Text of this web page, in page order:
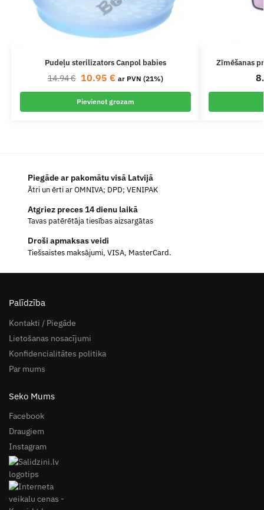
Pudeļu sterilizators Canpol babies
14.94€ 10.95 € ar PVN (21%)
Pievienot grozam
Zīmēšanas
Piegāde ar pakomātu visā Latvijā
Ātri un ērti ar OMNIVA; DPD; VENIPAK
Atgriez preces 14 dienu laikā
Tavas patērētāja tiesības aizsargātas
Droši apmaksas veidi
Tiešsaistes maksājumi, VISA, MasterCard.
Palīdzība
Kontakti / Piegāde
Lietošanas nosacījumi
Konfidencialitātes politika
Par mums
Seko Mums
Facebook
Draugiem
Instagram